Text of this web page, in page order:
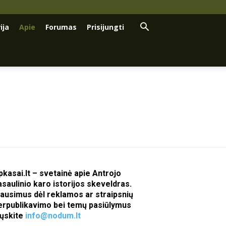
Apie Forumas Prisijungti
– svetainė apie Antrojo
karo istorijos skeveldras.
dėl reklamos ar straipsnių
bei temų pasiūlymus
info@nodum.lt